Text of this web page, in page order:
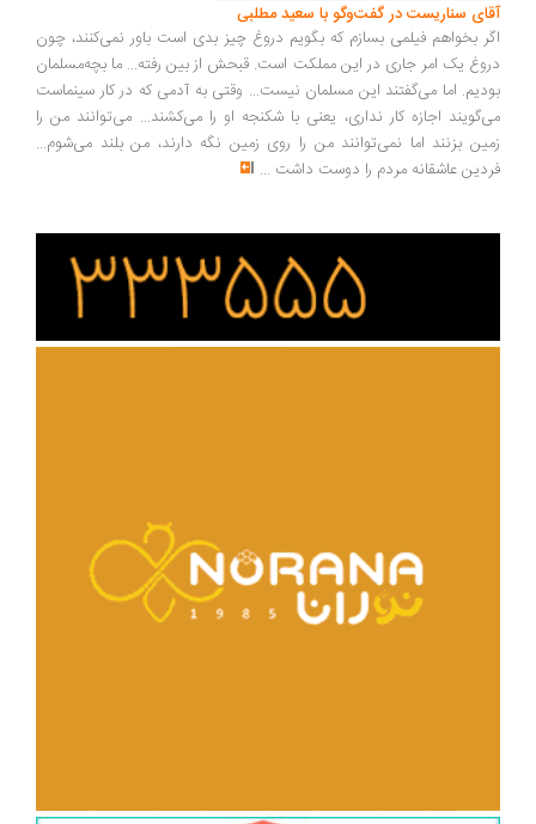
آقای سناریست در گفت‌وگو با سعید مطلبی
اگر بخواهم فیلمی بسازم که بگویم دروغ چیز بدی است باور نمی‌کنند، چون
دروغ یک امر جاری در این مملکت است. قبحش از بین رفته... ما بچه‌مسلمان
بودیم. اما می‌گفتند این مسلمان نیست... وقتی به آدمی که در کار سینماست
می‌گویند اجازه کار نداری، یعنی با شکنجه او را می‌کشند... می‌توانند من را
زمین بزنند اما نمی‌توانند من را روی زمین نگه دارند، من بلند می‌شوم...
فردین عاشقانه مردم را دوست داشت ...